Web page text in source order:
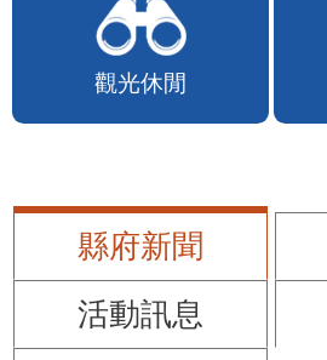
觀光休閒
縣府新聞
活動訊息